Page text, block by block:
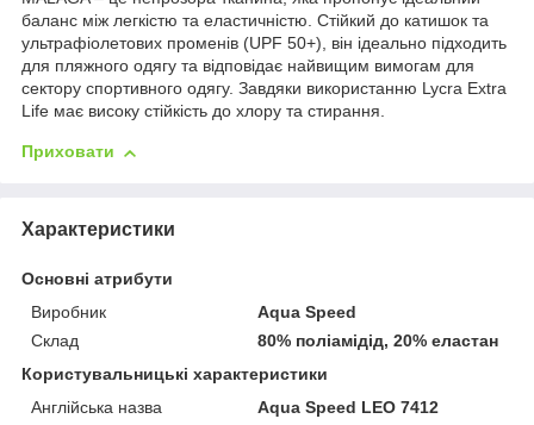
баланс між легкістю та еластичністю. Стійкий до катишок та
ультрафіолетових променів (UPF 50+), він ідеально підходить
для пляжного одягу та відповідає найвищим вимогам для
сектору спортивного одягу. Завдяки використанню Lycra Extra
Life має високу стійкість до хлору та стирання.
Приховати
Характеристики
Основні атрибути
Виробник
Aqua Speed
Склад
80% поліамідід, 20% еластан
Користувальницькі характеристики
Англійська назва
Aqua Speed LEO 7412